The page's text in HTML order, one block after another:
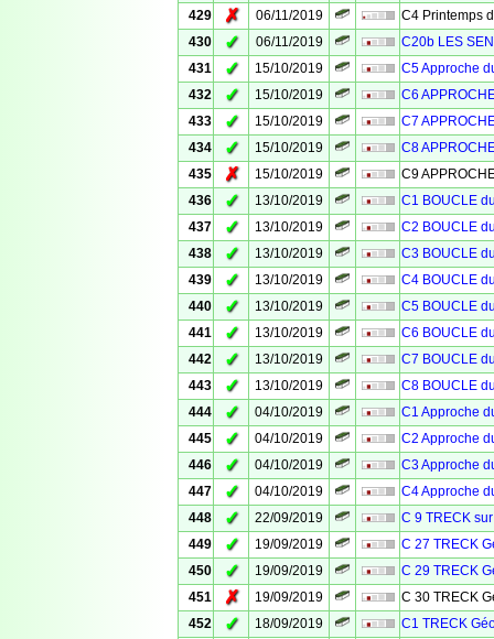
429 ✗ 06/11/2019
C4 Printemps
430
✓ 06/11/2019
C20b LES
431
✓ 15/10/2019
C5 Approche
432
✓ 15/10/2019
C6
433
✓ 15/10/2019
C7
434
✓ 15/10/2019
C8
435
✗ 15/10/2019
C9
436
✓ 13/10/2019
C1 BOUCLE
437
✓ 13/10/2019
C2 BOUCLE
438
✓ 13/10/2019
C3 BOUCLE
439
✓ 13/10/2019
C4 BOUCLE
440
✓ 13/10/2019
C5 BOUCLE
441
✓ 13/10/2019
C6 BOUCLE
442
✓ 13/10/2019
C7 BOUCLE
443
✓ 13/10/2019
C8 BOUCLE
444
✓ 04/10/2019
C1 Approche
445
✓ 04/10/2019
C2 Approche
446
✓ 04/10/2019
C3 Approche
447
✓ 04/10/2019
C4 Approche
448
✓ 22/09/2019
C 9 TRECK
449
✓ 19/09/2019
C 27 TRECK
450
✓ 19/09/2019
C 29 TRECK
451
✗ 19/09/2019
C 30 TRECK
452
✓ 18/09/2019
C1 TRECK